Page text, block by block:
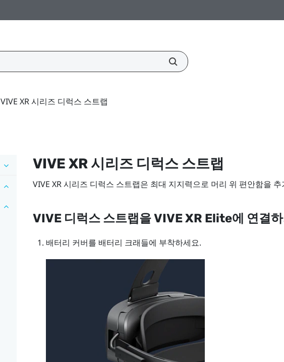
VIVE XR 시리즈 디럭스 스트랩
VIVE XR 시리즈 디럭스 스트랩
VIVE XR 시리즈 디럭스 스트랩은 최대 지지력으로 머리 위 편안함을
VIVE 디럭스 스트랩을VIVE XR Elite에 연결하
배터리 커버를 배터리 크래들에 부착하세요.